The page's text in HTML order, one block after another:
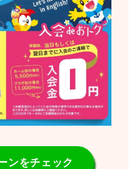
ンをチェック